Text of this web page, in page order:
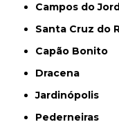
Campos do
Santa Cruz do
Capão Bonito
Dracena
Jardinópolis
Pederneiras